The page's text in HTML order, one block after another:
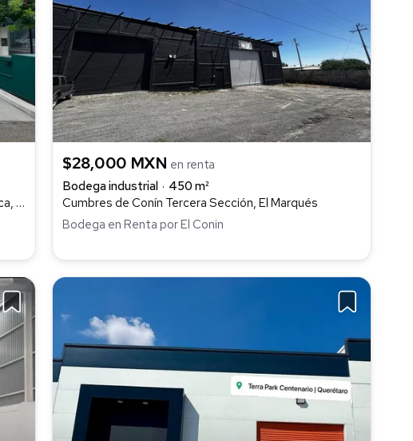
Carretera Estatal Chichimequillas 500, Tierra Blanca, El Marqués
$28,000 MXN en renta
Bodega industrial
450 m²
Cumbres de Conín Tercera Sección, El Marqués
Bodega en Renta por El Conin